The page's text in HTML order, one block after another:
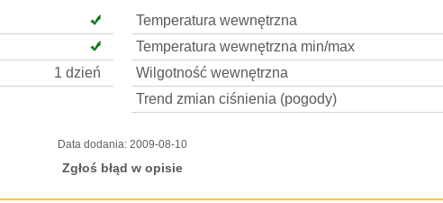
1 dzień
Temperatura wewnętrzna
Temperatura wewnętrzna min/max
Wilgotność wewnętrzna
Trend zmian ciśnienia (pogody)
Data dodania: 2009-08-10
Zgłoś błąd w opisie